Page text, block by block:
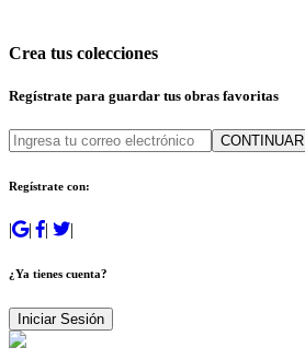
Crea tus colecciones
Regístrate para guardar tus obras favoritas
CONTINUAR
Regístrate con:
| | | |
¿Ya tienes cuenta?
Iniciar Sesión